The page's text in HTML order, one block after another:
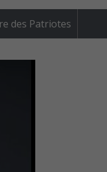
des Patriotes